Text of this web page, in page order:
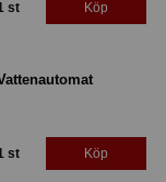
st Köp
st Köp